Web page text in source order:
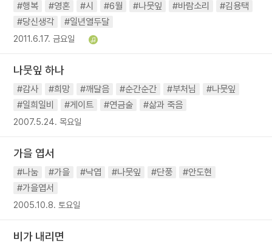
#행복 #영혼 #시 #6월 #나뭇잎 #바람소리
#김용택
#당신생각
#일년열두달
2011.6.17. 금요일
나뭇잎 하나
#감사 #희망 #깨달음 #순간순간 #부처님
#나뭇잎
#일희일비
#게이트 #연금술 #삶과 죽음
2007.5.24. 목요일
가을 엽서
#나눔 #가을 #낙엽 #나뭇잎 #단풍
#안도현
#가을엽서
2005.10.8. 토요일
비가 내리면